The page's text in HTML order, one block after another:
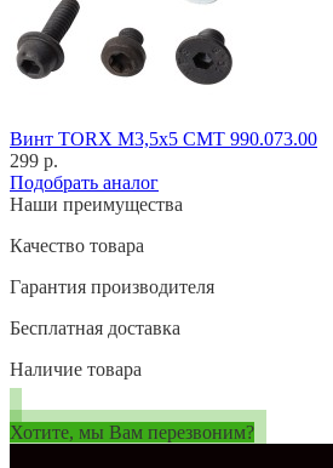
Винт TORX M3,5x5 CMT 990.073.00
299 р.
Подобрать аналог
Наши преимущества
Качество товара
Гарантия производителя
Бесплатная доставка
Наличие товара
Хотите, мы Вам перезвоним?